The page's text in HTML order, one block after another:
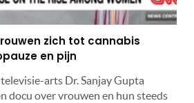
zich tot cannabis
en pijn
arts Dr. Sanjay Gupta
docu over vrouwen en hun steeds